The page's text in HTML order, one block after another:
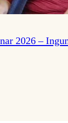
2026 –